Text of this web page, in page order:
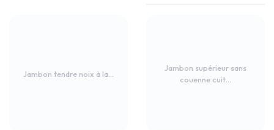
Jambon tendre noix à la...
Jambon supérieur sans
couenne cuit...